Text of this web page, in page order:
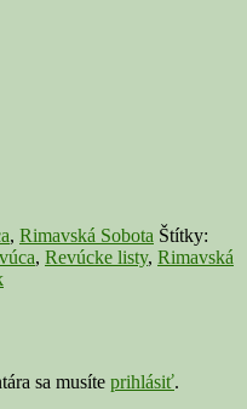
, Rimavská Sobota Štítky:
, Revúcke listy, Rimavská
sa musíte prihlásiť.